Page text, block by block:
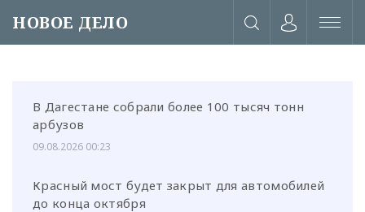
НОВОЕ ДЕЛО
В Дагестане собрали более 100 тысяч тонн
арбузов
09.08.2026 00:23
Красный мост будет закрыт для автомобилей
до конца октября